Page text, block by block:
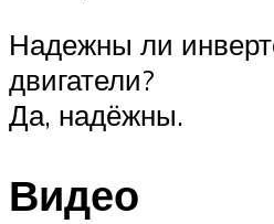
Надежны ли
двигатели?
Да, надёжны.
Видео